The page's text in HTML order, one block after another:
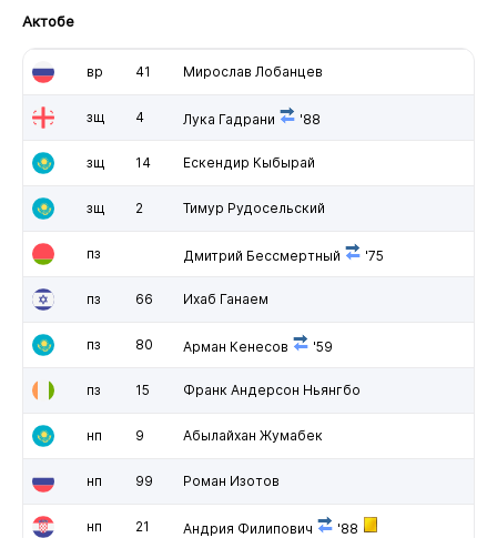
Актобе
вр 41 Мирослав Лобанцев
зщ 4 Лука Гадрани '88
зщ 14 Ескендир Кыбырай
зщ 2 Тимур Рудосельский
пз Дмитрий Бессмертный '75
пз 66 Ихаб Ганаем
пз 80 Арман Кенесов '59
пз 15 Франк Андерсон Ньянгбо
нп 9 Абылайхан Жумабек
нп 99 Роман Изотов
нп 21 Андрия Филипович '88